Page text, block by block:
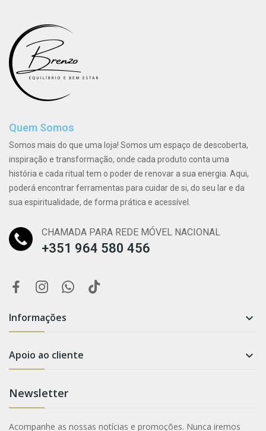
Quem Somos
Somos mais do que uma loja! Somos um espaço de descoberta,
inspiração e transformação, onde cada produto conta uma
história e cada ritual tem o poder de renovar a sua energia. Aqui,
poderá encontrar ferramentas para cuidar de si, do seu lar e da
sua espiritualidade, de forma prática e acessível.
CHAMADA PARA REDE MÓVEL NACIONAL
+351 964 580 456
Informações 
Apoio ao cliente 
Newsletter
Acompanhe as nossas notícias e promoções. Nunca iremos